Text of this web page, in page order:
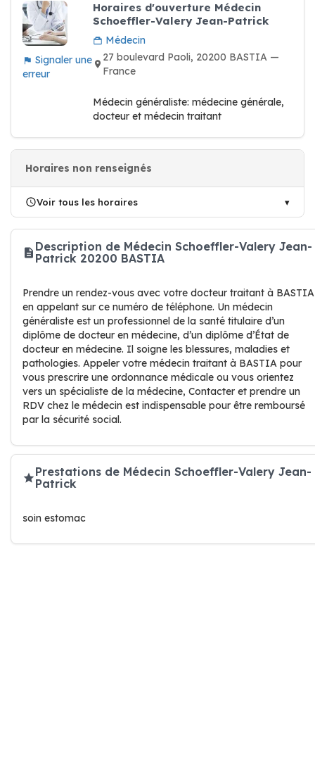
Signaler une
erreur
Horaires d'ouverture Médecin
Schoeffler-Valery Jean-Patrick
Médecin
27 boulevard Paoli, 20200 BASTIA —
France
Médecin généraliste: médecine générale,
docteur et médecin traitant
Horaires non renseignés
Voir tous les horaires
Description de Médecin Schoeffler-Valery Jean-
Patrick 20200 BASTIA
Prendre un rendez-vous avec votre docteur traitant à BASTIA
en appelant sur ce numéro de téléphone. Un médecin
généraliste est un professionnel de la santé titulaire d’un
diplôme de docteur en médecine, d’un diplôme d’État de
docteur en médecine. Il soigne les blessures, maladies et
pathologies. Appeler votre médecin traitant à BASTIA pour
vous prescrire une ordonnance médicale ou vous orientez
vers un spécialiste de la médecine, Contacter et prendre un
RDV chez le médecin est indispensable pour être remboursé
par la sécurité social.
Prestations de Médecin Schoeffler-Valery Jean-
Patrick
soin estomac